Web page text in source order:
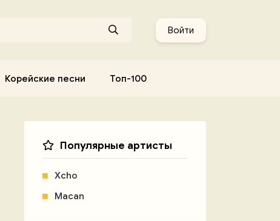
Войти
Корейские песни Топ-100
Популярные артисты
Xcho
Macan